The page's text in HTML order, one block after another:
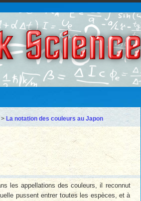
Gloubik Sciences
> La notation des couleurs au Japon
les appellations des couleurs, il reconnut
pussent entrer toutes les espèces, et à